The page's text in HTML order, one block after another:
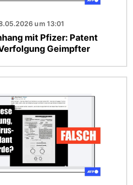
um 13:01
mit Pfizer: Patent
Geimpfter